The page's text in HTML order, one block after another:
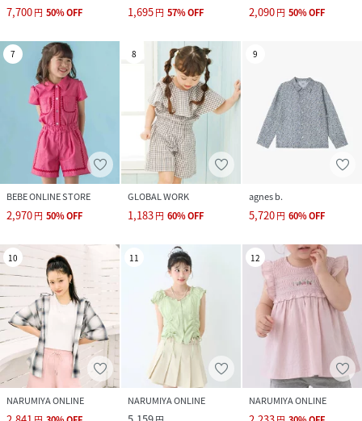
7,700円 50%OFF 1,695円 57%OFF 2,090円 50%OFF
7
BEBE ONLINE STORE
2,970円 50%OFF
8
GLOBAL WORK
1,183円 60%OFF
9
agnes b.
5,720円 60%OFF
10
NARUMIYA ONLINE
11
NARUMIYA ONLINE
12
NARUMIYA ONLINE